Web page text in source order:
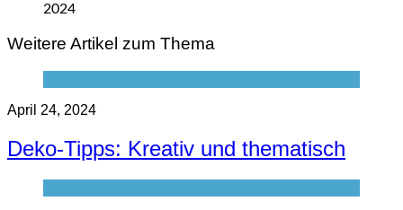
2024
Weitere Artikel zum Thema
April 24, 2024
Deko-Tipps: Kreativ und thematisch